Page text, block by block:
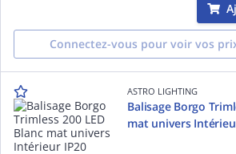
Connectez-vous pour voir vos
ASTRO LIGHTING
Balisage Borgo
mat univers